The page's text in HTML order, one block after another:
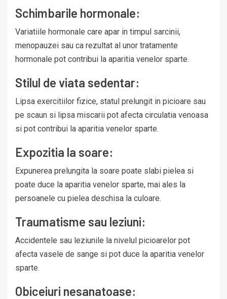
Schimbarile hormonale:
Variatiile hormonale care apar in timpul sarcinii,
menopauzei sau ca rezultat al unor tratamente
hormonale pot contribui la aparitia venelor sparte.
Stilul de viata sedentar:
Lipsa exercitiilor fizice, statul prelungit in picioare sau
pe scaun si lipsa miscarii pot afecta circulatia venoasa
si pot contribui la aparitia venelor sparte.
Expozitia la soare:
Expunerea prelungita la soare poate slabi pielea si
poate duce la aparitia venelor sparte, mai ales la
persoanele cu pielea deschisa la culoare.
Traumatisme sau leziuni:
Accidentele sau leziunile la nivelul picioarelor pot
afecta vasele de sange si pot duce la aparitia venelor
sparte.
Obiceiuri nesanatoase: